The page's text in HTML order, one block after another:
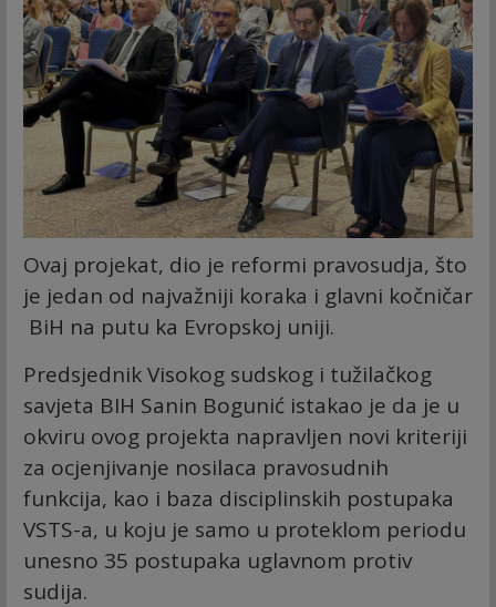
Ovaj projekat, dio je reformi pravosudja, što
je jedan od najvažniji koraka i glavni kočničar
BiH na putu ka Evropskoj uniji.
Predsjednik Visokog sudskog i tužilačkog
savjeta BIH Sanin Bogunić istakao je da je u
okviru ovog projekta napravljen novi kriteriji
za ocjenjivanje nosilaca pravosudnih
funkcija, kao i baza disciplinskih postupaka
VSTS-a, u koju je samo u proteklom periodu
unesno 35 postupaka uglavnom protiv
sudija.